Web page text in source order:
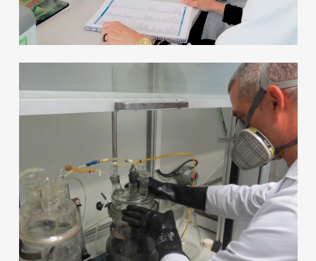
caracterización estructural